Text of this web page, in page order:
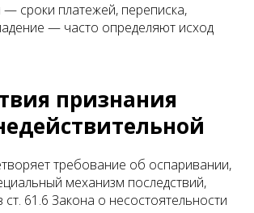
сроки платежей, переписка,
— часто определяют исход
признания
требование об оспаривании,
механизм последствий,
61.6 Закона о несостоятельности